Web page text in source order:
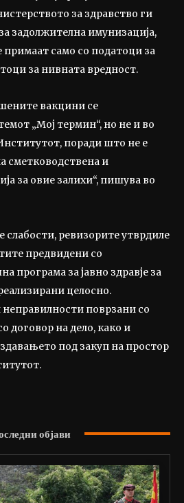
за здравство ги
задолжителна имунизација,
примаат само со податоци за
за нивната вредност.
вакцини се
„Мој термин“, но не и во
поради што не е
сметководствена и
за овие залихи“, пишува во
ревизорите утврдиле
предвидени со
програма за јавно здравје за
целосно.
поврзани со
договор на дело, како и
под закуп на простор
објави